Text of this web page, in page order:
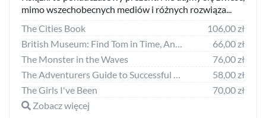
mimo wszechobecnych mediów i różnych rozwiąza...
The Cities Book
106,00 zł
British Museum: Find Tom in Time, Ancient Egypt
66,00 zł
The Monster in the Waves
76,00 zł
The Adventurers Guide to Successful Escapes
58,00 zł
The Girls I've Been
70,00 zł
Zobacz więcej